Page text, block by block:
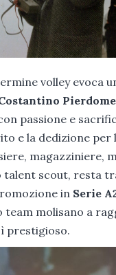
volley evoca
passione e
e la dedizione per
magazziniere,
talent scout, resta
in Serie
team molisano a
prestigioso.